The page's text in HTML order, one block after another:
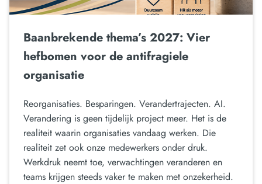
Baanbrekende thema’s 2027: Vier
hefbomen voor de antifragiele
organisatie
Reorganisaties. Besparingen. Verandertrajecten. AI.
Verandering is geen tijdelijk project meer. Het is de
realiteit waarin organisaties vandaag werken. Die
realiteit zet ook onze medewerkers onder druk.
Werkdruk neemt toe, verwachtingen veranderen en
teams krijgen steeds vaker te maken met onzekerheid.